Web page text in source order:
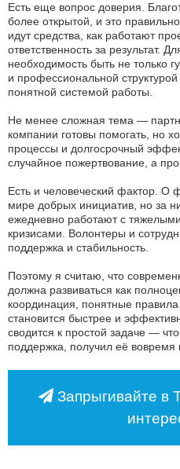
Есть еще вопрос доверия.
более открытой, и это
идут средства, как работают
ответственность за результат.
необходимость быть не только
и профессиональной
понятной системой работы.
Не менее сложная тема —
компании готовы помогать, но
процессы и долгосрочный
случайное пожертвование, а
Есть и человеческий фактор. О
мире добрых инициатив, но за
ежедневно работают с
кризисами. Волонтеры и
поддержка и стабильность.
Поэтому я считаю, что
должна развиваться как
координация, понятные
становится быстрее и
сводится к простой задаче —
поддержка, получил её вовремя
Запрыгивайте в